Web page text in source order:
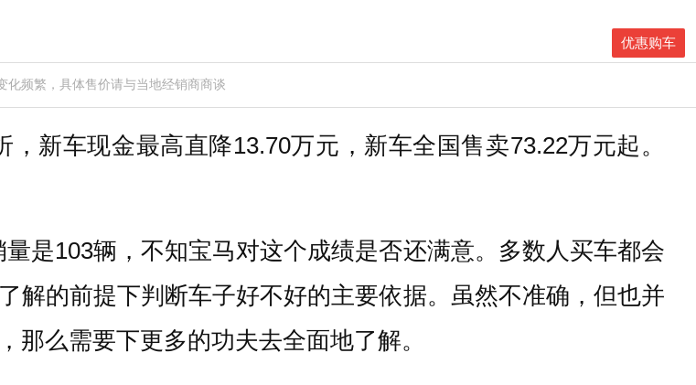
优惠购车
化频繁，具体售价请与当地经销商商谈
新车现金最高直降13.70万元，新车全国售卖73.22万元起。
是103辆，不知宝马对这个成绩是否还满意。多数人买车都会
解的前提下判断车子好不好的主要依据。虽然不准确，但也并
么需要下更多的功夫去全面地了解。